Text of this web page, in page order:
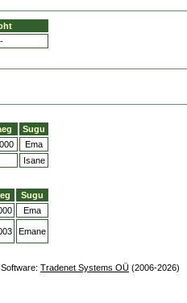
-
Sugu
Ema
Isane
Sugu
Ema
Emane
Software: Tradenet Systems OÜ (2006-2026)